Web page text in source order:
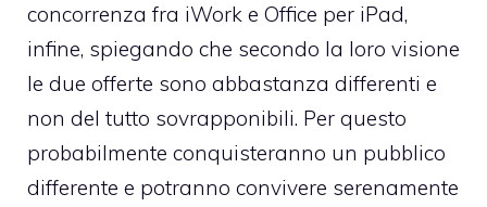
concorrenza fra iWork e Office per iPad,
infine, spiegando che secondo la loro visione
le due offerte sono abbastanza differenti e
non del tutto sovrapponibili. Per questo
probabilmente conquisteranno un pubblico
differente e potranno convivere serenamente